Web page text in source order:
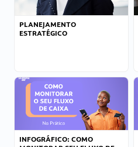
PLANEJAMENTO
ESTRATÉGICO
INFOGRÁFICO: COMO